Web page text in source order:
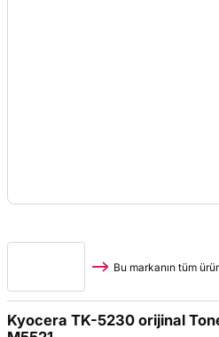
Bu markanın tüm
Kyocera TK-5230 orijinal